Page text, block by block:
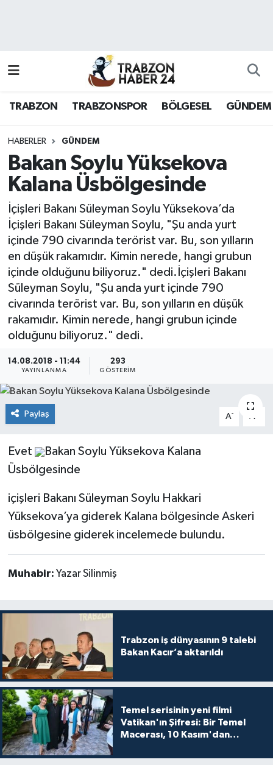
TRABZON TRABZONSPOR BÖLGESEL GÜNDEM
HABERLER GÜNDEM
Bakan Soylu Yüksekova
Kalana Üsbölgesinde
İçişleri Bakanı Süleyman Soylu Yüksekova’da
İçişleri Bakanı Süleyman Soylu, "Şu anda yurt
içinde 790 civarında terörist var. Bu, son yılların
en düşük rakamıdır. Kimin nerede, hangi grubun
içinde olduğunu biliyoruz." dedi.İçişleri Bakanı
Süleyman Soylu, "Şu anda yurt içinde 790
civarında terörist var. Bu, son yılların en düşük
rakamıdır. Kimin nerede, hangi grubun içinde
olduğunu biliyoruz." dedi.
14.08.2018 - 11:44
YAYINLANMA
293
GÖSTERIM
Paylaş A- A
Evet
Bakan Soylu Yüksekova Kalana
Üsbölgesinde
içişleri Bakanı Süleyman Soylu Hakkari
Yüksekova’ya giderek Kalana bölgesinde Askeri
üsbölgesine giderek incelemede bulundu.
Muhabir: Yazar Silinmiş
Trabzon iş dünyasının 9 talebi
Bakan Kacır’a aktarıldı
Temel serisinin yeni filmi
Vatikan'ın Şifresi: Bir Temel
Macerası, 10 Kasım'dan
buluşuyo
Hava Durumu
Namaz Vakitleri
Trafik Durumu
Süper Lig Puan Durumu ve Fikstür
Son Dakika Haberleri
Haber Arşivi